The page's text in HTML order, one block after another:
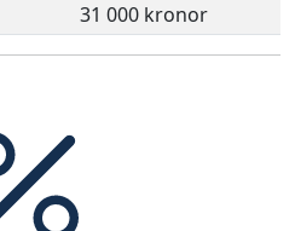
31 000 kronor